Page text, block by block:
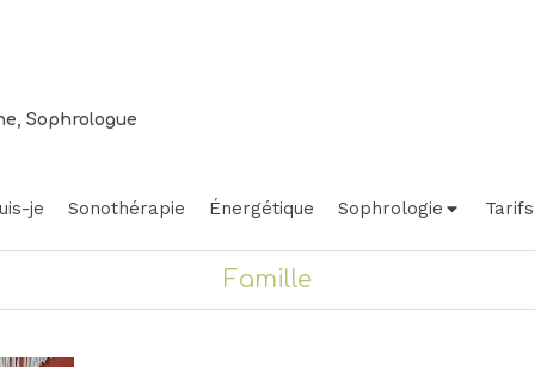
Sophrologue
je Sonothérapie Énergétique Sophrologie Tarifs
Famille